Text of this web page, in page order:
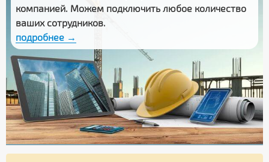
компанией. Можем подключить любое количество
ваших сотрудников.
подробнее →